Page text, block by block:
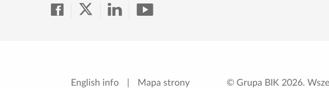
English info Mapa strony © Grupa BIK 2026.